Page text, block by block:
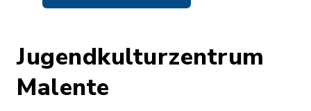
Jugendkulturzentrum
Malente